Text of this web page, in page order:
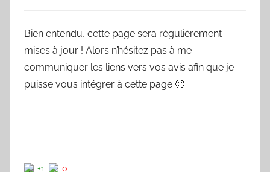
Bien entendu, cette page sera régulièrement
mises à jour ! Alors n’hésitez pas à me
communiquer les liens vers vos avis afin que je
puisse vous intégrer à cette page 🙂
+1 0